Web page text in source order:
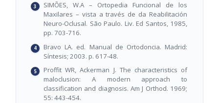
SIMÕES, W.A – Ortopedia Funcional de los
Maxilares – vista a través de da Reabilitación
Neuro-Oclusal. São Paulo. Liv. Ed Santos, 1985,
pp. 703-716.
Bravo LA. ed. Manual de Ortodoncia. Madrid:
Síntesis; 2003. p. 617-48.
Proffit WR, Ackerman J. The characteristics of
maloclusion: A modern approach to
classification and diagnosis. Am J Orthod. 1969;
55: 443-454.